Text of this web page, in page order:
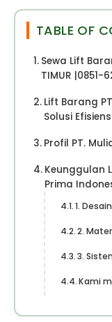
TABLE OF
Sewa Lift
TIMUR |0851-
Lift Barang
Solusi
Profil PT.
Keunggulan
Prima
1.
2.
3.
Kami